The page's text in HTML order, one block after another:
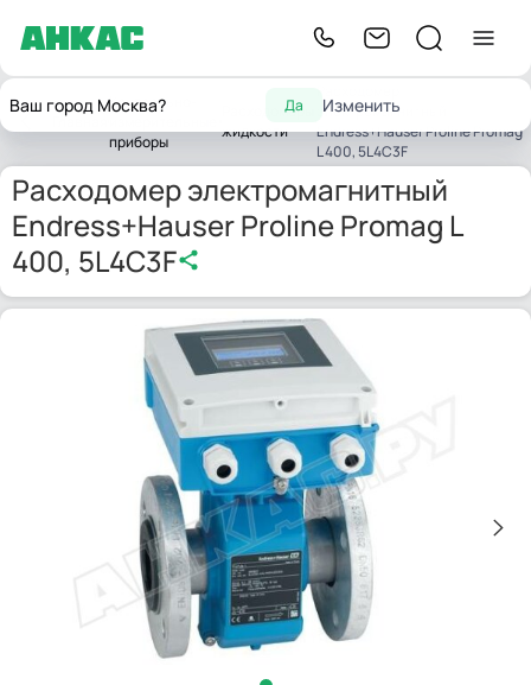
Ваш город Москва? Да Изменить
Главная
Контрольно-
приборы
Расходомеры
жидкости
электромагнитный
Endress+Hauser Proline Promag
L 400, 5L4C3F
Расходомер электромагнитный
Endress+Hauser Proline Promag L
400, 5L4C3F